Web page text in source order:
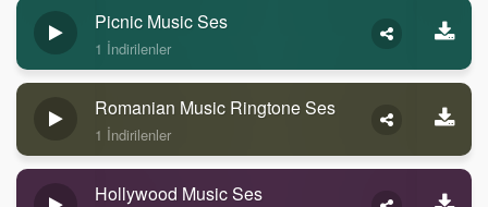
Picnic Music Ses
1 İndirilenler
Romanian Music Ringtone Ses
1 İndirilenler
Hollywood Music Ses